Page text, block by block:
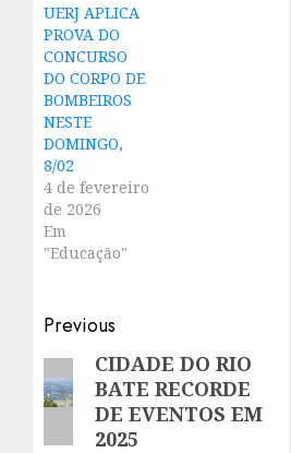
UERJ APLICA
PROVA DO
CONCURSO
DO CORPO DE
BOMBEIROS
NESTE
DOMINGO,
8/02
4 de fevereiro
de 2026
Em
"Educação"
Post
navigation
Previous
Previous
post:
CIDADE DO RIO
BATE RECORDE
DE EVENTOS EM
2025